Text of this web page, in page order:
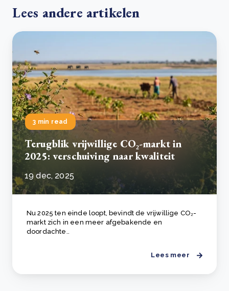
Lees andere artikelen
3 min read
Terugblik vrijwillige CO₂-markt in
2025: verschuiving naar kwaliteit
19 dec, 2025
Nu 2025 ten einde loopt, bevindt de vrijwillige CO₂-
markt zich in een meer afgebakende en
doordachte..
Lees meer